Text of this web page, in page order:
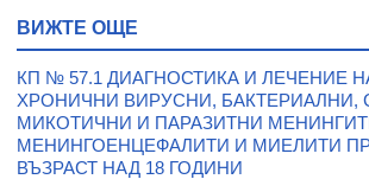
ВИЖТЕ ОЩЕ
КП № 57.1 ДИАГНОСТИКА И ЛЕЧЕНИЕ
ХРОНИЧНИ ВИРУСНИ, БАКТЕРИАЛНИ,
МИКОТИЧНИ И ПАРАЗИТНИ
МЕНИНГОЕНЦЕФАЛИТИ И МИЕЛИТИ
ВЪЗРАСТ НАД 18 ГОДИНИ